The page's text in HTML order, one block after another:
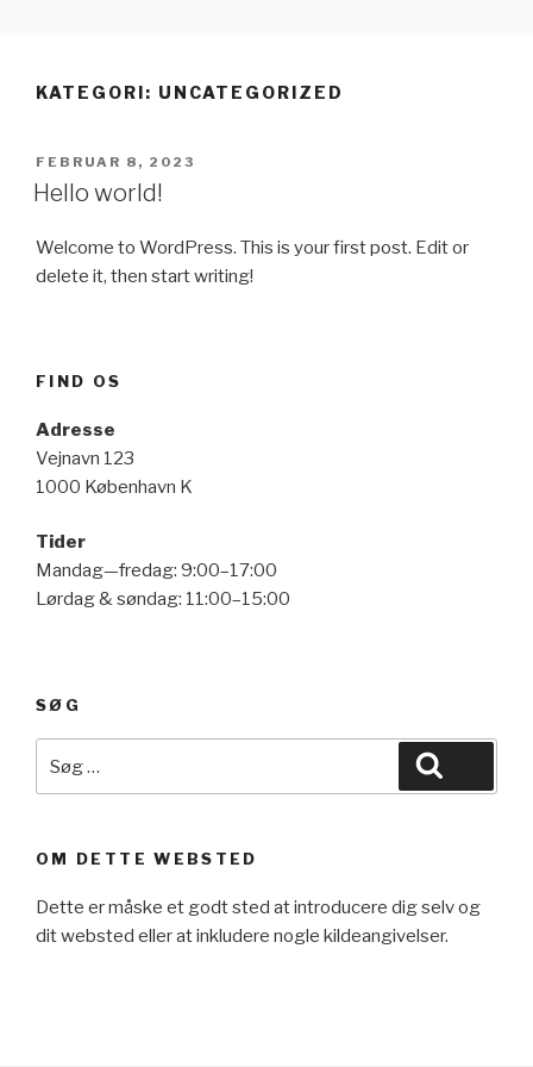
OG BRUGERVENLIGHED…
KATEGORI: UNCATEGORIZED
UDGIVET
DEN
FEBRUAR 8, 2023
Hello world!
Welcome to WordPress. This is your first post. Edit or
delete it, then start writing!
FIND OS
Adresse
Vejnavn 123
1000 København K
Tider
Mandag—fredag: 9:00–17:00
Lørdag & søndag: 11:00–15:00
SØG
efter:
OM DETTE WEBSTED
Dette er måske et godt sted at introducere dig selv og
dit websted eller at inkludere nogle kildeangivelser.